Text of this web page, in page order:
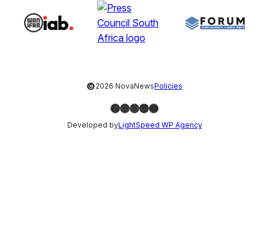
©2026 NovaNewsPolicies
Facebook
Instagram
X LinkedIn
YouTube
Developed byLightSpeed WP Agency